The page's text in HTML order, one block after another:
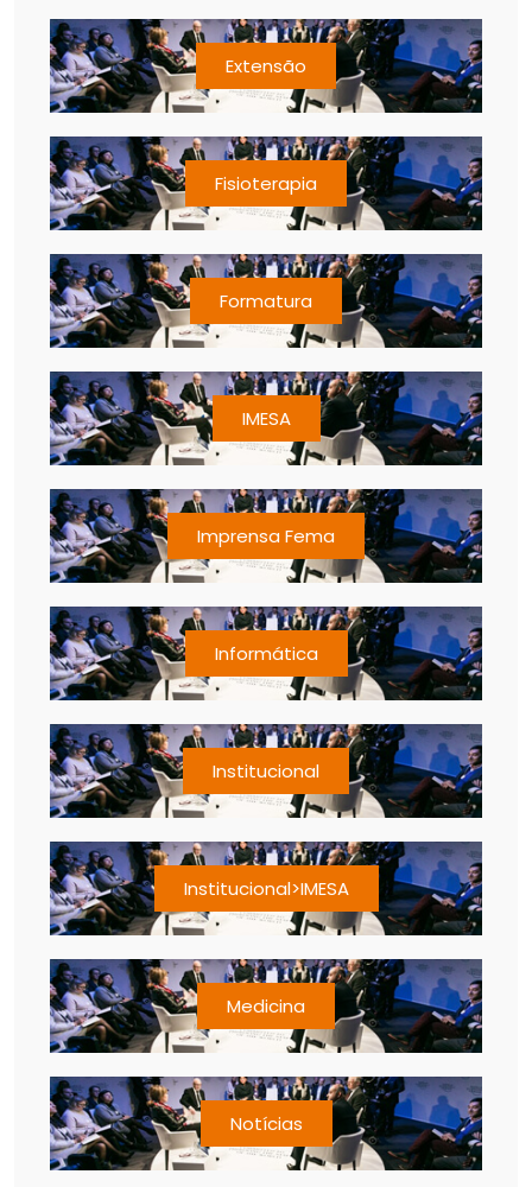
Extensão
Fisioterapia
Formatura
IMESA
Imprensa Fema
Informática
Institucional
Institucional>IMESA
Medicina
Notícias